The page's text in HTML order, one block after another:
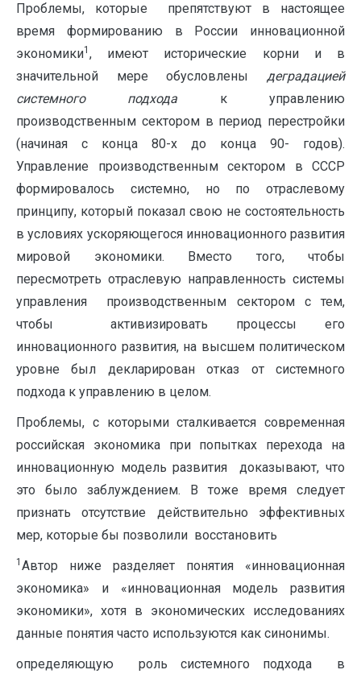
Проблемы, которые препятствуют в настоящее
время формированию в России инновационной
экономики1 , имеют исторические корни и в
значительной мере обусловлены деградацией
системного подхода к управлению
производственным сектором в период перестройки
(начиная с конца 80-х до конца 90- годов).
Управление производственным сектором в СССР
формировалось системно, но по отраслевому
принципу, который показал свою не состоятельность
в условиях ускоряющегося инновационного развития
мировой экономики. Вместо того, чтобы
пересмотреть отраслевую направленность системы
управления производственным сектором с тем,
чтобы активизировать процессы его
инновационного развития, на высшем политическом
уровне был декларирован отказ от системного
подхода к управлению в целом.
Проблемы, с которыми сталкивается современная
российская экономика при попытках перехода на
инновационную модель развития доказывают, что
это было заблуждением. В тоже время следует
признать отсутствие действительно эффективных
мер, которые бы позволили восстановить
1 Автор ниже разделяет понятия «инновационная
экономика» и «инновационная модель развития
экономики», хотя в экономических исследованиях
данные понятия часто используются как синонимы.
определяющую роль системного подхода в